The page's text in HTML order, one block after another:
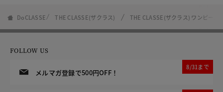
DoCLASSE THE CLASSE(ザクラス) THE CLASSE(ザクラス) ワンピース
FOLLOW US
メルマガ登録で500円OFF！
8/31まで